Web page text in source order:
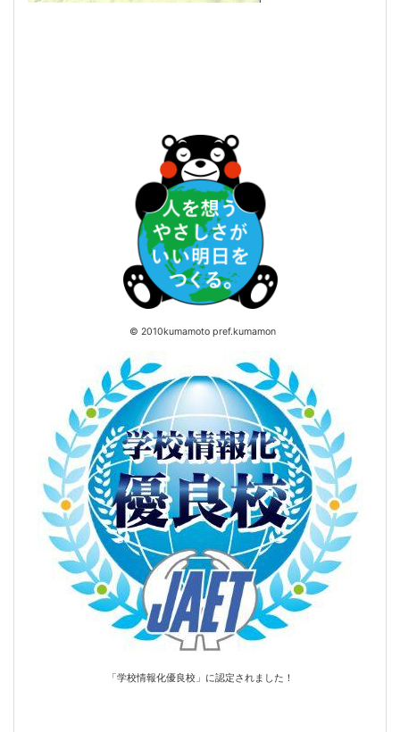
© 2010kumamoto pref.kumamon
「学校情報化優良校」に認定されました！